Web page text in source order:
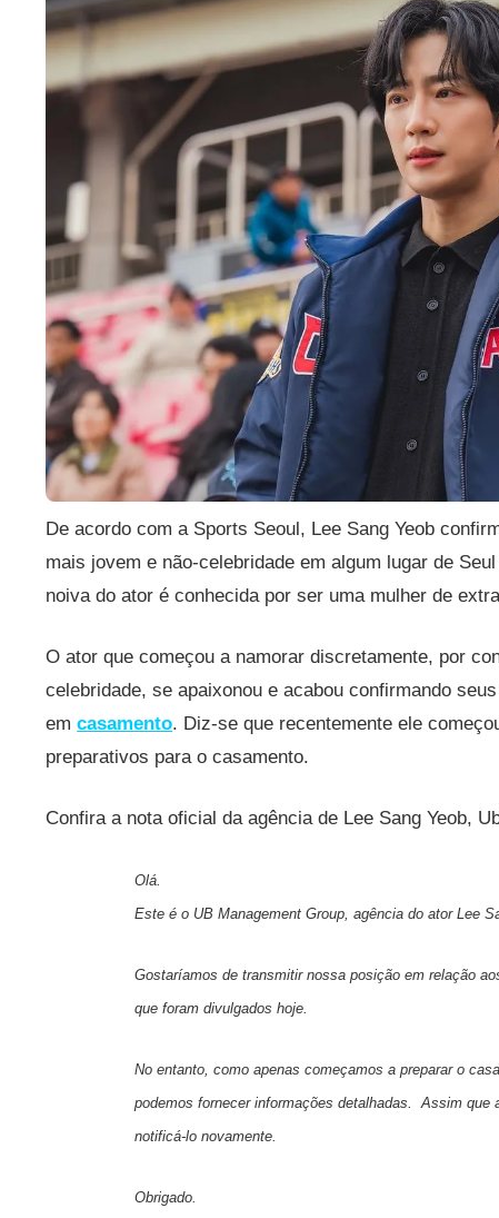
De acordo com a Sports Seoul, Lee Sang Yeob
mais jovem e não-celebridade em algum lugar de
noiva do ator é conhecida por ser uma mulher de
O ator que começou a namorar discretamente, por
celebridade, se apaixonou e acabou confirmando
emcasamento. Diz-se que recentemente ele
preparativos para o casamento.
Confira a nota oficial da agência de Lee Sang Yeob,
Olá.
Este é o UB Management Group, agência do ator Lee
Gostaríamos de transmitir nossa posição em relação
que foram divulgados hoje.
No entanto, como apenas começamos a preparar o
podemos fornecer informações detalhadas. Assim que
notificá-lo novamente.
Obrigado.